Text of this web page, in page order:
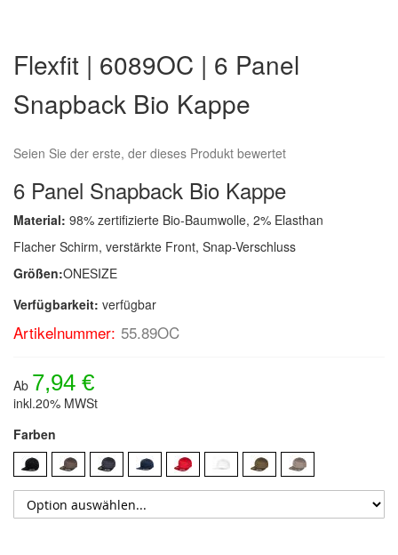
der
Bildergalerie
springen
Flexfit | 6089OC | 6 Panel
Snapback Bio Kappe
Seien Sie der erste, der dieses Produkt bewertet
6 Panel Snapback Bio Kappe
Material: 98% zertifizierte Bio-Baumwolle, 2% Elasthan
Flacher Schirm, verstärkte Front, Snap-Verschluss
Größen:ONESIZE
Verfügbarkeit: verfügbar
Artikelnummer: 55.89OC
Ab 7,94 €
inkl.20% MWSt
Farben